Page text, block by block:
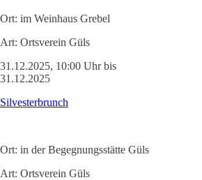
Ort: im Weinhaus Grebel
Art: Ortsverein Güls
31.12.2025, 10:00 Uhr bis
31.12.2025
Silvesterbrunch
Ort: in der Begegnungsstätte Güls
Art: Ortsverein Güls